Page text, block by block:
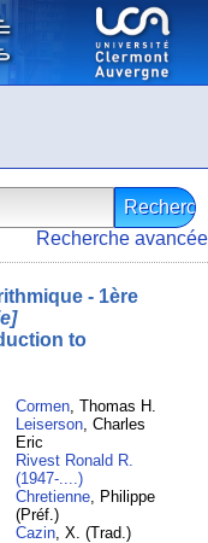
Recherche avancée
- 1ère
to
Cormen, Thomas H.
Leiserson, Charles
Eric
Rivest Ronald R.
(1947-....)
Chretienne, Philippe
(Préf.)
Cazin, X. (Trad.)